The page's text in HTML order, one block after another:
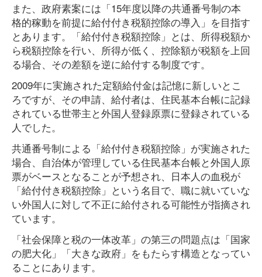
また、政府素案には「15年度以降の共通番号制の本
格的稼動を前提に給付付き税額控除の導入」を目指す
とあります。「給付付き税額控除」とは、所得税額か
ら税額控除を行い、所得が低く、控除額が税額を上回
る場合、その差額を逆に給付する制度です。
2009年に実施された定額給付金は記憶に新しいとこ
ろですが、その申請、給付者は、住民基本台帳に記録
されている世帯主と外国人登録原票に登録されている
人でした。
共通番号制による「給付付き税額控除」が実施された
場合、自治体が管理している住民基本台帳と外国人原
票がベースとなることが予想され、日本人の血税が
「給付付き税額控除」という名目で、職に就いていな
い外国人に対して不正に給付される可能性が指摘され
ています。
「社会保障と税の一体改革」の第三の問題点は「国家
の肥大化」「大きな政府」をもたらす構造となってい
ることにあります。